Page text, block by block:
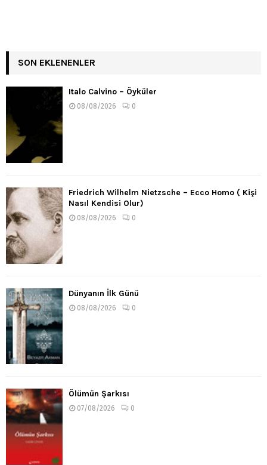
SON EKLENENLER
Italo Calvino – Öyküler
08/08/2026 0
Friedrich Wilhelm Nietzsche – Ecco Homo ( Kişi
Nasıl Kendisi Olur)
08/08/2026 0
Dünyanın İlk Günü
08/08/2026 0
Ölümün Şarkısı
07/08/2026 0